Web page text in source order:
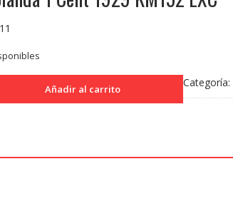
Añadir al carrito Categoría: